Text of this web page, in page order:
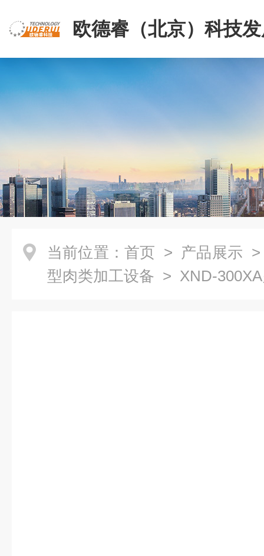
欧德睿（北京）科技
公司
当前位置： 首页 > 产品展示
型肉类加工设备 > XND-